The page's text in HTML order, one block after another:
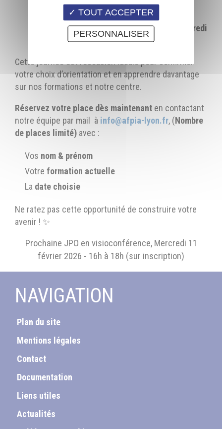
mars 2026 (9h-16h)
CQP OPERATEUR DE FINITIONS
: Mercredi
04 mars 2026 (9h-16h)
Cette journée est l’occasion idéale pour confirmer
votre choix d’orientation et en apprendre davantage
sur nos formations et notre centre.
Réservez votre place dès maintenant en contactant
notre équipe par mail à info@afpia-lyon.fr, (Nombre
de places limité) avec :
Vos nom & prénom
Votre formation actuelle
La date choisie
Ne ratez pas cette opportunité de construire votre
avenir ! ✨
Prochaine JPO en visioconférence, Mercredi 11
février 2026 - 16h à 18h (sur inscription)
NAVIGATION
Plan du site
Mentions légales
Contact
Documentation
Liens utiles
Actualités
TOUT ACCEPTER
PERSONNALISER